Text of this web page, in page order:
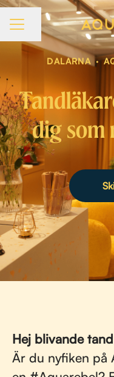
KARRIÄRMENY
Dela sidan
DALARNA ·
dig som
Hej blivande
Är du nyfiken på